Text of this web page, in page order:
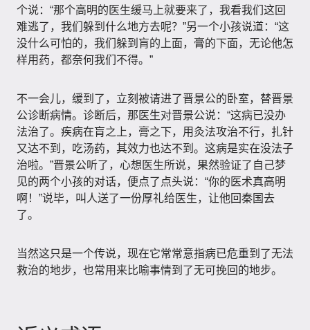
个说：“那个高明的医生缓马上就要来了，我看我们这回
难逃了，我们躲到什么地方去呢？”另一个小孩说道：“这
没什么可怕的，我们躲到肓的上面，膏的下面，无论他怎
样用药，都奈何我们不得。”
不一会儿，缓到了，立刻被请进了晋景公的卧室，替晋景
公诊断病情。诊断后，那医生对晋景公说：“这病已没办
法治了。疾病在肓之上，膏之下，用灸法攻治不行，扎针
又达不到，吃汤药，其效力也达不到。这病是实在没法子
治啦。”晋景公听了，心想医生所说，果然验证了自己梦
见的两个小孩的对话，便点了点头说：“你的医术真高明
啊！”说毕，叫人送了一份厚礼给医生，让他回秦国去
了。
当然这只是一个传说，现在它常常意指病已危重到了无法
救治的地步，也常用来比喻事情到了无可挽回的地步。